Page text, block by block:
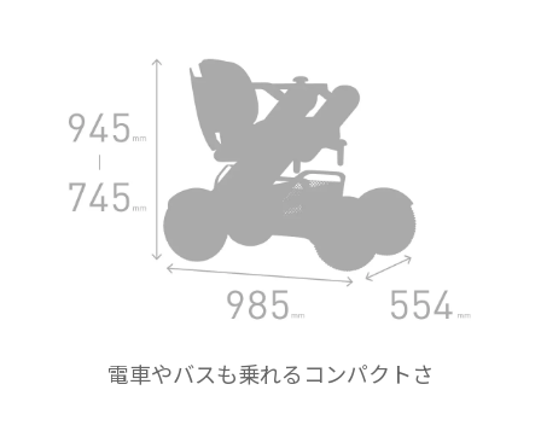
電車やバスも乗れるコンパクトさ